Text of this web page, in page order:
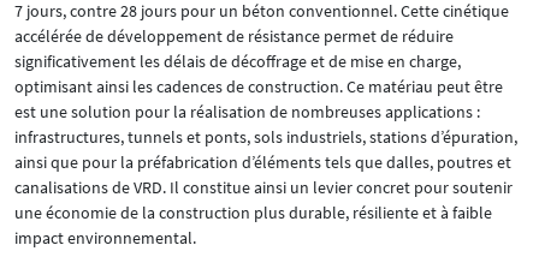
7 jours, contre 28 jours pour un béton conventionnel. Cette cinétique
accélérée de développement de résistance permet de réduire
significativement les délais de décoffrage et de mise en charge,
optimisant ainsi les cadences de construction. Ce matériau peut être
est une solution pour la réalisation de nombreuses applications :
infrastructures, tunnels et ponts, sols industriels, stations d’épuration,
ainsi que pour la préfabrication d’éléments tels que dalles, poutres et
canalisations de VRD. Il constitue ainsi un levier concret pour soutenir
une économie de la construction plus durable, résiliente et à faible
impact environnemental.